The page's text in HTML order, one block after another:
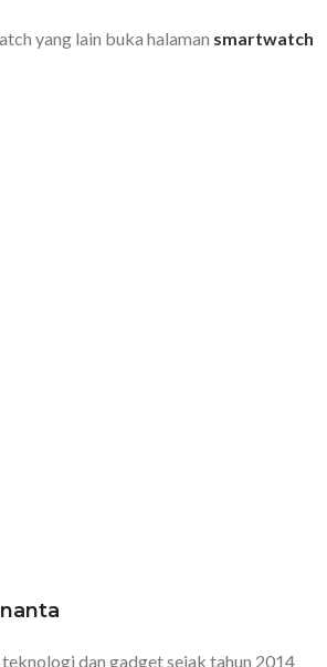
yang lain buka halaman smartwatch
dan gadget sejak tahun 2014